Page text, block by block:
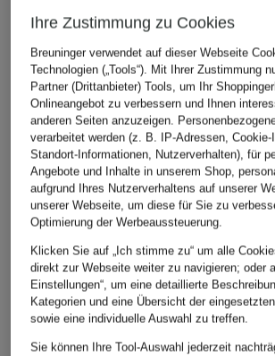
ÄHNLICHE ARTIKEL ENTDECKEN
Ihre Zustimmung zu Cookies
Breuninger verwendet auf dieser Webseite
Technologien („Tools“). Mit Ihrer Zustimmung
Partner (Drittanbieter) Tools, um Ihr
Onlineangebot zu verbessern und Ihnen
anderen Seiten anzuzeigen.
verarbeitet werden (z. B. IP-Adressen, Cookie-
Standort-Informationen, Nutzerverhalten), für
Angebote und Inhalte in unserem Shop,
aufgrund Ihres Nutzerverhaltens auf unserer
unserer Webseite, um diese für Sie zu
Optimierung der Werbeaussteuerung.
Klicken Sie auf „Ich stimme zu“ um alle
direkt zur Webseite weiter zu navigieren; oder
Einstellungen“, um eine detaillierte
Kategorien und eine Übersicht der
sowie eine individuelle Auswahl zu treffen.
Sie können Ihre Tool-Auswahl jederzeit